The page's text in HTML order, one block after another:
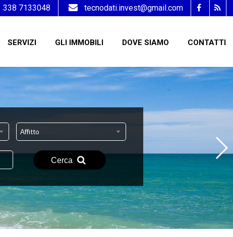
SERVIZI GLI IMMOBILI DOVE SIAMO CONTATTI
tecnodati.invest@gmail.com
338 7133048
Affitto
Cerca